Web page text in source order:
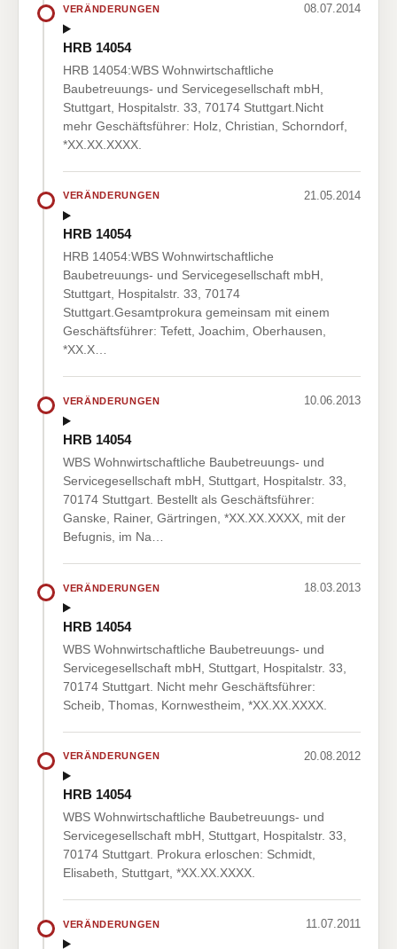
VERÄNDERUNGEN 08.07.2014
HRB 14054
HRB 14054:WBS Wohnwirtschaftliche
Baubetreuungs- und Servicegesellschaft mbH,
Stuttgart, Hospitalstr. 33, 70174 Stuttgart.Nicht
mehr Geschäftsführer: Holz, Christian, Schorndorf,
*XX.XX.XXXX.
VERÄNDERUNGEN 21.05.2014
HRB 14054
HRB 14054:WBS Wohnwirtschaftliche
Baubetreuungs- und Servicegesellschaft mbH,
Stuttgart, Hospitalstr. 33, 70174
Stuttgart.Gesamtprokura gemeinsam mit einem
Geschäftsführer: Tefett, Joachim, Oberhausen,
*XX.X…
VERÄNDERUNGEN 10.06.2013
HRB 14054
WBS Wohnwirtschaftliche Baubetreuungs- und
Servicegesellschaft mbH, Stuttgart, Hospitalstr. 33,
70174 Stuttgart. Bestellt als Geschäftsführer:
Ganske, Rainer, Gärtringen, *XX.XX.XXXX, mit der
Befugnis, im Na…
VERÄNDERUNGEN 18.03.2013
HRB 14054
WBS Wohnwirtschaftliche Baubetreuungs- und
Servicegesellschaft mbH, Stuttgart, Hospitalstr. 33,
70174 Stuttgart. Nicht mehr Geschäftsführer:
Scheib, Thomas, Kornwestheim, *XX.XX.XXXX.
VERÄNDERUNGEN 20.08.2012
HRB 14054
WBS Wohnwirtschaftliche Baubetreuungs- und
Servicegesellschaft mbH, Stuttgart, Hospitalstr. 33,
70174 Stuttgart. Prokura erloschen: Schmidt,
Elisabeth, Stuttgart, *XX.XX.XXXX.
VERÄNDERUNGEN 11.07.2011